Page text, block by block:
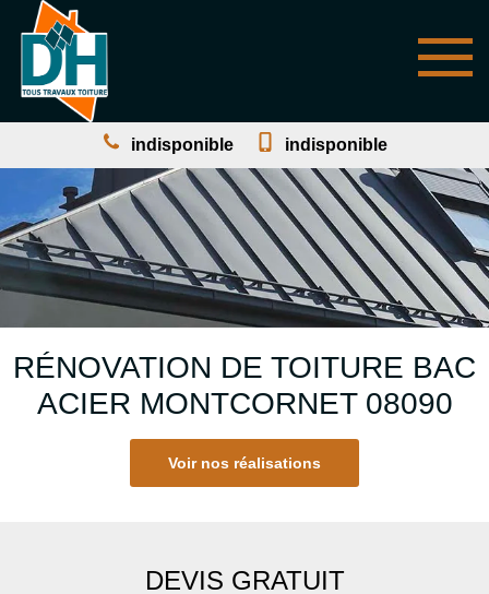
indisponible indisponible
RÉNOVATION DE TOITURE BAC
ACIER MONTCORNET 08090
Voir nos réalisations
DEVIS GRATUIT